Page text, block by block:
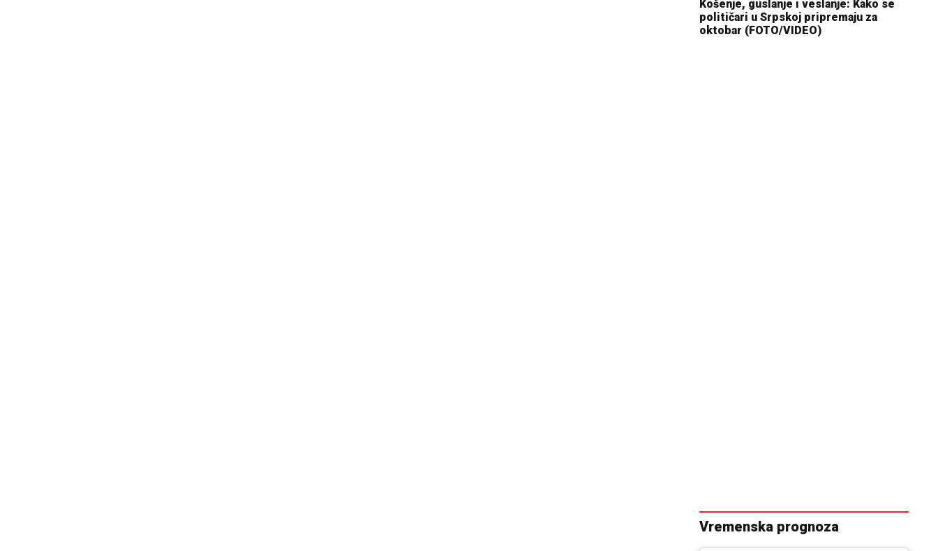
Košenje, guslanje i veslanje: Kako se
političari u Srpskoj pripremaju za
oktobar (FOTO/VIDEO)
Vremenska prognoza